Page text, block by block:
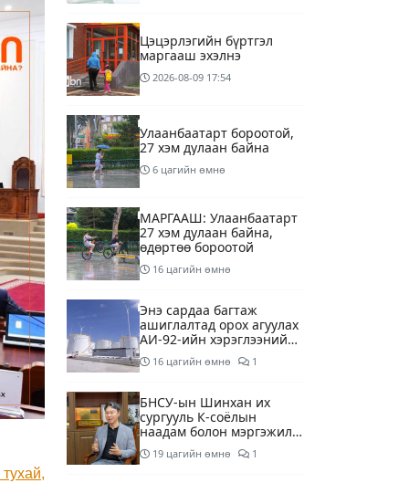
Цэцэрлэгийн бүртгэл
маргааш эхэлнэ
2026-08-09 17:54
Улаанбаатарт бороотой,
27 хэм дулаан байна
6 цагийн өмнө
МАРГААШ: Улаанбаатарт
27 хэм дулаан байна,
өдөртөө бороотой
16 цагийн өмнө
Энэ сардаа багтаж
ашиглалтад орох агуулах
АИ-92-ийн хэрэглээний
13 хоногийн хэрэгцээг
бүрэн хангана
16 цагийн өмнө 1
БНСУ-ын Шинхан их
сургууль К-соёлын
наадам болон мэргэжилд
суурилсан боловсролын
сайн дурын хөтөлбөрийг
19 цагийн өмнө 1